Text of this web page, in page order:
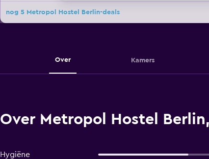
nog 5 Metropol Hostel Berlin-deals
Over Kamers
Over Metropol Hostel
Hygiëne